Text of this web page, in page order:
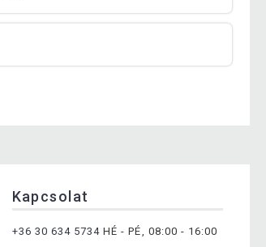
Kapcsolat
+36 30 634 5734 HÉ - PÉ, 08:00 - 16:00